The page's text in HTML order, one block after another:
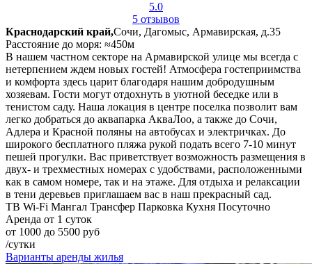
5.0
5 отзывов
Краснодарский край,Сочи, Дагомыс, Армавирская, д.35
Расстояние до моря: ≈450м
В нашем частном секторе на Армавирской улице мы всегда с
нетерпением ждем новых гостей! Атмосфера гостеприимства
и комфорта здесь царит благодаря нашим добродушным
хозяевам. Гости могут отдохнуть в уютной беседке или в
тенистом саду. Наша локация в центре поселка позволит вам
легко добраться до аквапарка АкваЛоо, а также до Сочи,
Адлера и Красной поляны на автобусах и электричках. До
широкого бесплатного пляжа рукой подать всего 7-10 минут
пешей прогулки. Вас приветствует возможность размещения в
двух- и трехместных номерах с удобствами, расположенными
как в самом номере, так и на этаже. Для отдыха и релаксации
в тени деревьев приглашаем вас в наш прекрасный сад.
ТВ Wi-Fi Мангал Трансфер Парковка Кухня Посуточно
Аренда от 1 суток
от 1000 до 5500 руб
/сутки
Варианты аренды жилья